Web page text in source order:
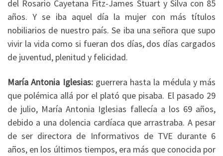
del Rosario Cayetana Fitz-James Stuart y Silva con 85
años. Y se iba aquel día la mujer con más títulos
nobiliarios de nuestro país. Se iba una señora que supo
vivir la vida como si fueran dos días, dos días cargados
de juventud, plenitud y felicidad.
María Antonia Iglesias: guerrera hasta la médula y más
que polémica allá por el plató que pisaba. El pasado 29
de julio, María Antonia Iglesias fallecía a los 69 años,
debido a una dolencia cardíaca que arrastraba. A pesar
de ser directora de Informativos de TVE durante 6
años, en los últimos tiempos, era más que conocida por